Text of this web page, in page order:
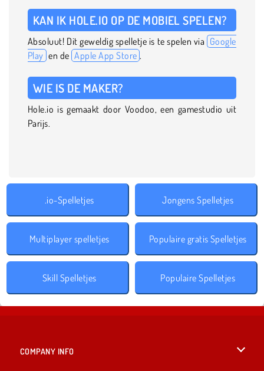
KAN IK HOLE.IO OP DE MOBIEL SPELEN?
Absoluut! Dit geweldig spelletje is te spelen via Google
Play en de Apple App Store .
WIE IS DE MAKER?
Hole.io is gemaakt door Voodoo, een gamestudio uit
Parijs.
.io-Spelletjes Jongens Spelletjes
Multiplayer spelletjes Populaire gratis Spelletjes
Skill Spelletjes Populaire Spelletjes
COMPANY INFO